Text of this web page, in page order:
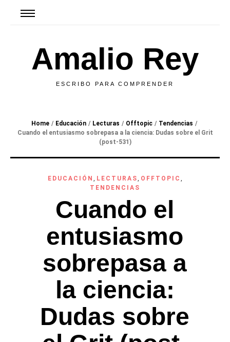
Amalio Rey
ESCRIBO PARA COMPRENDER
Home / Educación / Lecturas / Offtopic / Tendencias /
Cuando el entusiasmo sobrepasa a la ciencia: Dudas sobre el Grit
(post-531)
EDUCACIÓN , LECTURAS, OFFTOPIC ,
TENDENCIAS
Cuando el
entusiasmo
sobrepasa a
la ciencia:
Dudas sobre